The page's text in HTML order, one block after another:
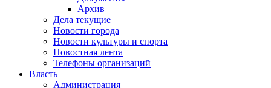
Архив
Дела текущие
Новости города
Новости культуры и спорта
Новостная лента
Телефоны организаций
Власть
Администрация